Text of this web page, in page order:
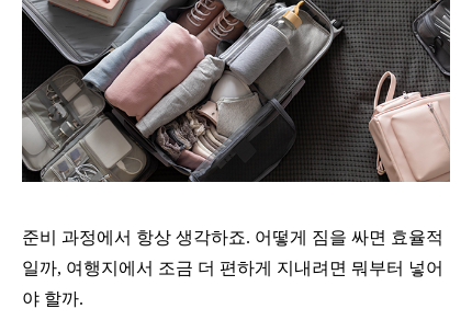
준비 과정에서 항상 생각하죠. 어떻게 짐을 싸면 효율적
일까, 여행지에서 조금 더 편하게 지내려면 뭐부터 넣어
야 할까.